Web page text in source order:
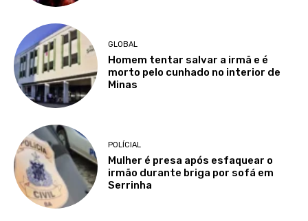
GLOBAL
Homem tentar salvar a irmã e é
morto pelo cunhado no interior de
Minas
POLÍCIAL
Mulher é presa após esfaquear o
irmão durante briga por sofá em
Serrinha